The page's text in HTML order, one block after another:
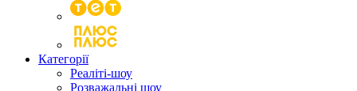
Категорії
Реаліті-шоу
Розважальні шоу